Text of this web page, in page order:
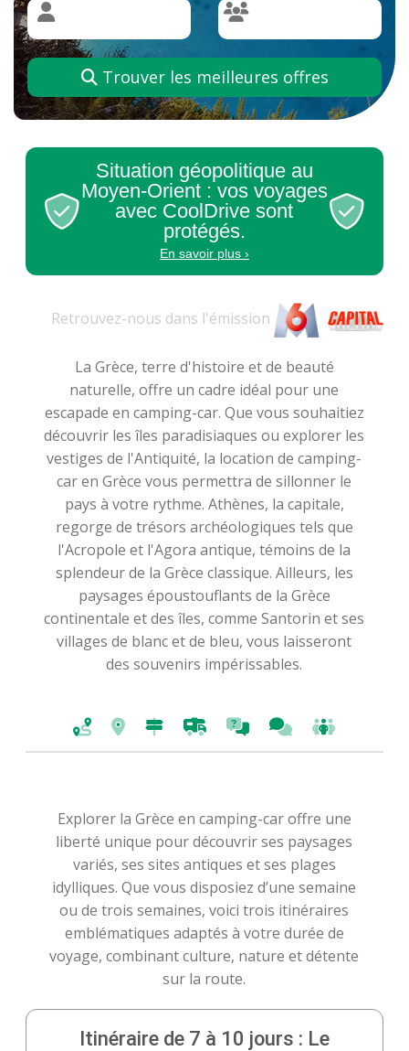
Trouver les meilleures offres
Situation géopolitique au
Moyen-Orient : vos voyages
avec CoolDrive sont
protégés.
En savoir plus ›
Retrouvez-nous dans l'émission
La Grèce, terre d'histoire et de beauté
naturelle, offre un cadre idéal pour une
escapade en camping-car. Que vous souhaitiez
découvrir les îles paradisiaques ou explorer les
vestiges de l'Antiquité, la location de camping-
car en Grèce vous permettra de sillonner le
pays à votre rythme. Athènes, la capitale,
regorge de trésors archéologiques tels que
l'Acropole et l'Agora antique, témoins de la
splendeur de la Grèce classique. Ailleurs, les
paysages époustouflants de la Grèce
continentale et des îles, comme Santorin et ses
villages de blanc et de bleu, vous laisseront
des souvenirs impérissables.
Explorer la Grèce en camping-car offre une
liberté unique pour découvrir ses paysages
variés, ses sites antiques et ses plages
idylliques. Que vous disposiez d’une semaine
ou de trois semaines, voici trois itinéraires
emblématiques adaptés à votre durée de
voyage, combinant culture, nature et détente
sur la route.
Itinéraire de 7 à 10 jours : Le